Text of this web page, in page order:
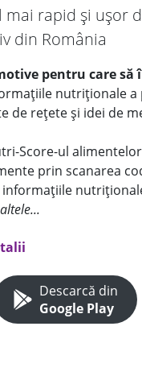
mai rapid și
din România
pentru care să
nutriționale a
de rețete și idei de
Score-ul alimentelor
prin scanarea
Descarcă din
Google Play